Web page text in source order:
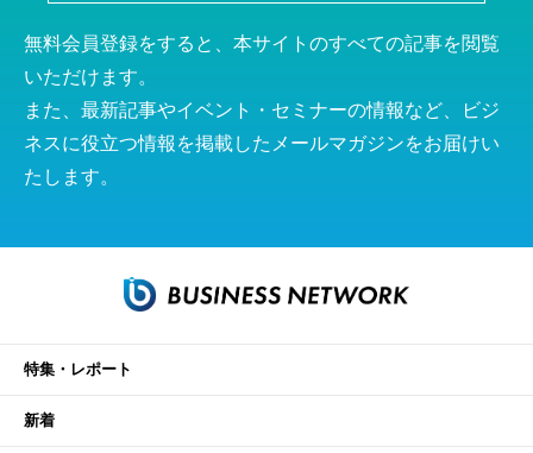
無料会員登録をすると、本サイトのすべての記事を閲覧
いただけます。
また、最新記事やイベント・セミナーの情報など、ビジ
ネスに役立つ情報を掲載したメールマガジンをお届けい
たします。
特集・レポート
新着